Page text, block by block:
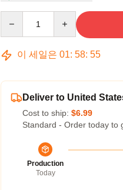
이 세일은 01: 58: 54
Deliver to United
Cost to ship: $6.99
Standard - Order today to
Production
Today